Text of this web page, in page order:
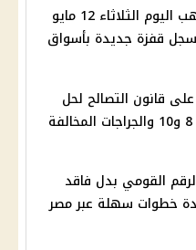
ارتفاع أسعار الذهب اليوم الثلاثاء 12 مايو
وعيار 21 يسجل قفزة جديدة بأسواق
قانون التصالح لحل
القومي بدل فاقد
بعدة خطوات سهلة عبر مصر